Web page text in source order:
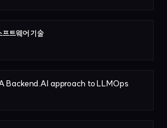
트웨어 기술
Backend.AI approach to LLMOps